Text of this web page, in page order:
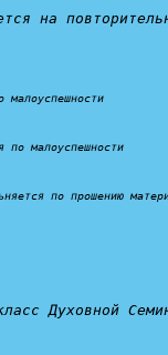
на
малоуспешности
по малоуспешности
по прошению
Духовной